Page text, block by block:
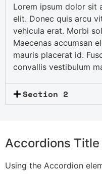
Lorem ipsum dolor sit
elit. Donec quis arcu
vehicula erat. Morbi
Maecenas accumsan
mauris placerat id.
convallis vestibulum
Section 2
Accordions Title
Using the Accordion